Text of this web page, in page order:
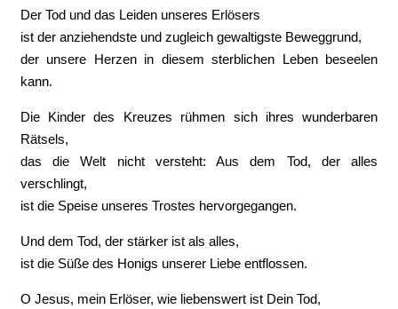
Der Tod und das Leiden unseres Erlösers
ist der anziehendste und zugleich gewaltigste Beweggrund,
der unsere Herzen in diesem sterblichen Leben beseelen
kann.
Die Kinder des Kreuzes rühmen sich ihres wunderbaren
Rätsels,
das die Welt nicht versteht: Aus dem Tod, der alles
verschlingt,
ist die Speise unseres Trostes hervorgegangen.
Und dem Tod, der stärker ist als alles,
ist die Süße des Honigs unserer Liebe entflossen.
O Jesus, mein Erlöser, wie liebenswert ist Dein Tod,